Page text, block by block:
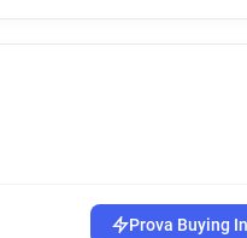
Prova Buying